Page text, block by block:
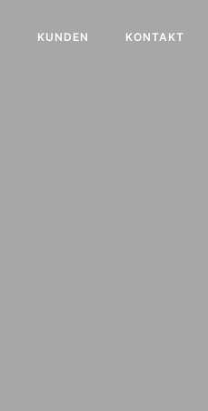
KUNDEN KONTAKT